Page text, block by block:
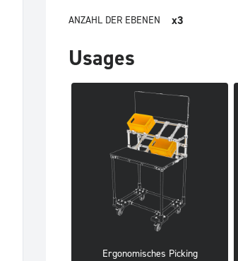
ANZAHL DER EBENEN x3
Usages
Ergonomisches Picking